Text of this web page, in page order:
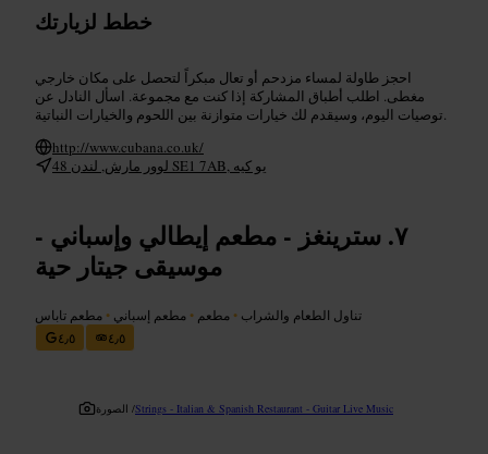
خطط لزيارتك
احجز طاولة لمساء مزدحم أو تعال مبكراً لتحصل على مكان خارجي
مغطى. اطلب أطباق المشاركة إذا كنت مع مجموعة. اسأل النادل عن
توصيات اليوم، وسيقدم لك خيارات متوازنة بين اللحوم والخيارات النباتية.
http://www.cubana.co.uk/
48 لوور مارش, لندن SE1 7AB, يو كيه
سترينغز - مطعم إيطالي وإسباني -
موسيقى جيتار حية
تناول الطعام والشراب • مطعم • مطعم إسباني • مطعم تاباس
٤٫٥
٤٫٥
الصورة /Strings - Italian & Spanish Restaurant - Guitar Live Music